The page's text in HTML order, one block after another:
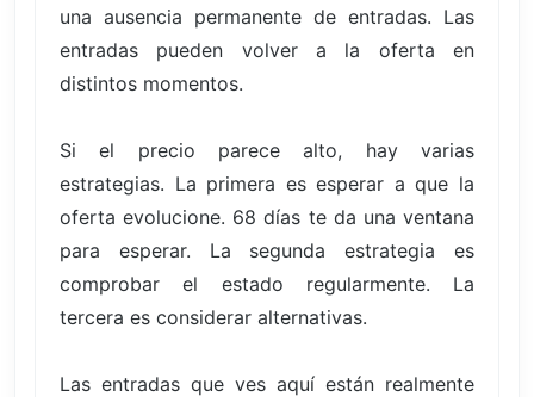
una ausencia permanente de entradas. Las
entradas pueden volver a la oferta en
distintos momentos.
Si el precio parece alto, hay varias
estrategias. La primera es esperar a que la
oferta evolucione. 68 días te da una ventana
para esperar. La segunda estrategia es
comprobar el estado regularmente. La
tercera es considerar alternativas.
Las entradas que ves aquí están realmente